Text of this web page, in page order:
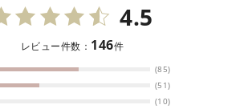
4.5
レビュー件数： 146件
(85)
(51)
(10)